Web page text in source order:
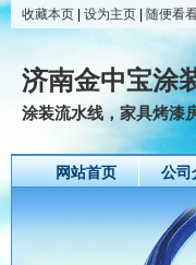
收藏本页 设为主页 随便看
济南金中宝涂
涂装流水线，家具烤漆
网站首页 公司